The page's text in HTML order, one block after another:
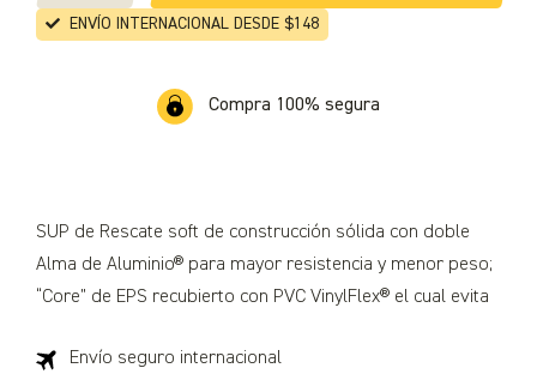
ENVÍO INTERNACIONAL DESDE $148
Compra 100% segura
SUP de Rescate soft de construcción sólida con doble
Alma de Aluminio® para mayor resistencia y menor peso;
“Core” de EPS recubierto con PVC VinylFlex® el cual evita
“heavy duty” laterales; grip antideslizante de EVA; una
Envío seguro internacional